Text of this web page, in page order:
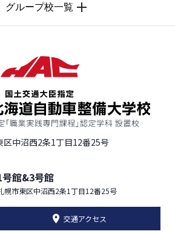
グループ校一覧
区中沼西2条1丁目12番25号
号館&3号館
幌市東区中沼西2条1丁目12番25号
交通アクセス